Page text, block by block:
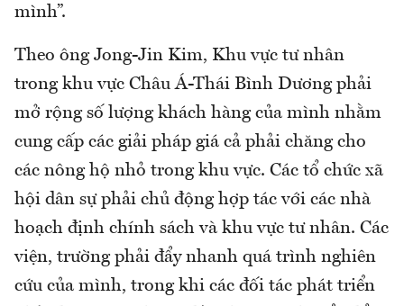
mình”.
Theo ông Jong-Jin Kim, Khu vực tư nhân
trong khu vực Châu Á-Thái Bình Dương phải
mở rộng số lượng khách hàng của mình nhằm
cung cấp các giải pháp giá cả phải chăng cho
các nông hộ nhỏ trong khu vực. Các tổ chức xã
hội dân sự phải chủ động hợp tác với các nhà
hoạch định chính sách và khu vực tư nhân. Các
viện, trường phải đẩy nhanh quá trình nghiên
cứu của mình, trong khi các đối tác phát triển